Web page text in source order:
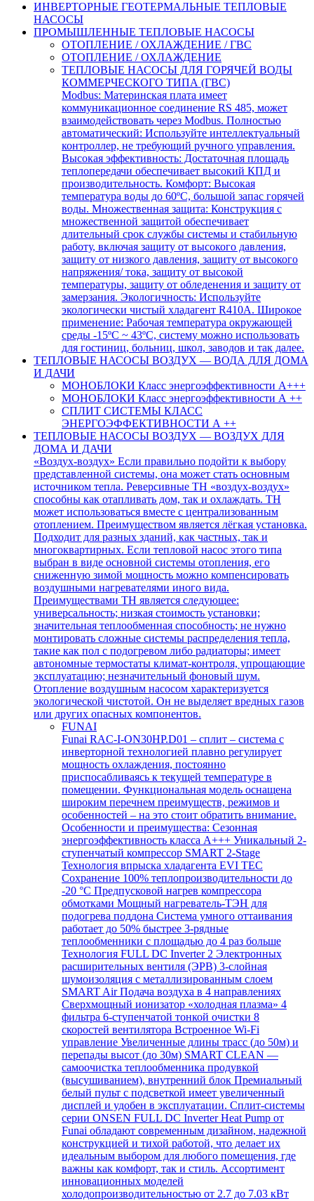
ИНВЕРТОРНЫЕ ГЕОТЕРМАЛЬНЫЕ ТЕПЛОВЫЕ
НАСОСЫ
ПРОМЫШЛЕННЫЕ ТЕПЛОВЫЕ НАСОСЫ
ОТОПЛЕНИЕ / ОХЛАЖДЕНИЕ / ГВС
ОТОПЛЕНИЕ / ОХЛАЖДЕНИЕ
ТЕПЛОВЫЕ НАСОСЫ ДЛЯ ГОРЯЧЕЙ ВОДЫ
КОММЕРЧЕСКОГО ТИПА (ГВС)
Modbus: Материнская плата имеет
коммуникационное соединение RS 485, может
взаимодействовать через Modbus. Полностью
автоматический: Используйте интеллектуальный
контроллер, не требующий ручного управления.
Высокая эффективность: Достаточная площадь
теплопередачи обеспечивает высокий КПД и
производительность. Комфорт: Высокая
температура воды до 60ºC, большой запас горячей
воды. Множественная защита: Конструкция с
множественной защитой обеспечивает
длительный срок службы системы и стабильную
работу, включая защиту от высокого давления,
защиту от низкого давления, защиту от высокого
напряжения/ тока, защиту от высокой
температуры, защиту от обледенения и защиту от
замерзания. Экологичность: Используйте
экологически чистый хладагент R410A. Широкое
применение: Рабочая температура окружающей
среды -15ºC ~ 43ºC, систему можно использовать
для гостиниц, больниц, школ, заводов и так далее.
ТЕПЛОВЫЕ НАСОСЫ ВОЗДУХ — ВОДА ДЛЯ ДОМА
И ДАЧИ
МОНОБЛОКИ Класс энергоэффективности А+++
МОНОБЛОКИ Класс энергоэффективности А ++
СПЛИТ СИСТЕМЫ КЛАСС
ЭНЕРГОЭФФЕКТИВНОСТИ А ++
ТЕПЛОВЫЕ НАСОСЫ ВОЗДУХ — ВОЗДУХ ДЛЯ
ДОМА И ДАЧИ
«Воздух-воздух» Если правильно подойти к выбору
представленной системы, она может стать основным
источником тепла. Реверсивные ТН «воздух-воздух»
способны как отапливать дом, так и охлаждать. ТН
может использоваться вместе с централизованным
отоплением. Преимуществом является лёгкая установка.
Подходит для разных зданий, как частных, так и
многоквартирных. Если тепловой насос этого типа
выбран в виде основной системы отопления, его
сниженную зимой мощность можно компенсировать
воздушными нагревателями иного вида.
Преимуществами ТН является следующее:
универсальность; низкая стоимость установки;
значительная теплообменная способность; не нужно
монтировать сложные системы распределения тепла,
такие как пол с подогревом либо радиаторы; имеет
автономные термостаты климат-контроля, упрощающие
эксплуатацию; незначительный фоновый шум.
Отопление воздушным насосом характеризуется
экологической чистотой. Он не выделяет вредных газов
или других опасных компонентов.
FUNAI
Funai RAC-I-ON30HP.D01 – сплит – система с
инверторной технологией плавно регулирует
мощность охлаждения, постоянно
приспосабливаясь к текущей температуре в
помещении. Функциональная модель оснащена
широким перечнем преимуществ, режимов и
особенностей – на это стоит обратить внимание.
Особенности и преимущества: Сезонная
энергоэффективность класса А+++ Уникальный 2-
ступенчатый компрессор SMART 2-Stage
Технология впрыска хладагента EVI TEC
Сохранение 100% теплопроизводительности до
-20 °C Предпусковой нагрев компрессора
обмотками Мощный нагреватель-ТЭН для
подогрева поддона Система умного оттаивания
работает до 50% быстрее 3-рядные
теплообменники с площадью до 4 раз больше
Технология FULL DC Inverter 2 Электронных
расширительных вентиля (ЭРВ) 3-слойная
шумоизоляция с металлизированным слоем
SMART Air Подача воздуха в 4 направлениях
Сверхмощный ионизатор «холодная плазма» 4
фильтра 6-ступенчатой тонкой очистки 8
скоростей вентилятора Встроенное Wi-Fi
управление Увеличенные длины трасс (до 50м) и
перепады высот (до 30м) SMART CLEAN —
самоочистка теплообменника продувкой
(высушиванием), внутренний блок Премиальный
белый пульт с подсветкой имеет увеличенный
дисплей и удобен в эксплуатации. Сплит-системы
серии ONSEN FULL DC Inverter Heat Pump от
Funai обладают современным дизайном, надежной
конструкцией и тихой работой, что делает их
идеальным выбором для любого помещения, где
важны как комфорт, так и стиль. Ассортимент
инновационных моделей
холодопроизводительностью от 2.7 до 7.03 кВт